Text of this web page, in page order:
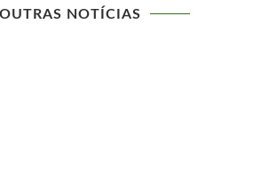
OUTRAS NOTÍCIAS